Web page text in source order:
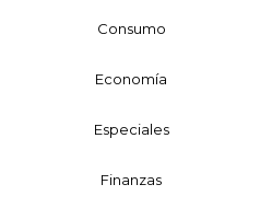
Consumo
Economía
Especiales
Finanzas